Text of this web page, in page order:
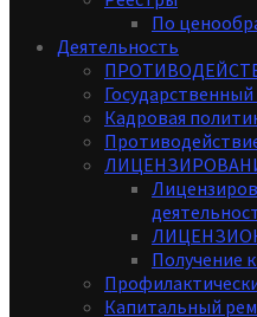
По
Деятельность
Кадровая
Получение
Капитальный